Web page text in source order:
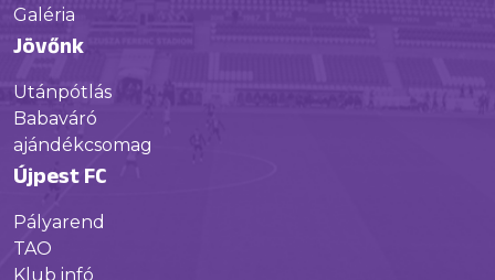
Galéria
Jövőnk
Utánpótlás
Babaváró
ajándékcsomag
Újpest FC
Pályarend
TAO
Klub infó